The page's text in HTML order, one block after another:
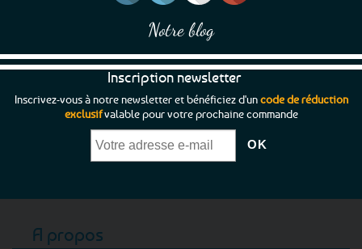
Notre blog
Inscription newsletter
Inscrivez-vous à notre newsletter et bénéficiez d'uncode de réduction
exclusifvalable pour votre prochaine commande
A propos